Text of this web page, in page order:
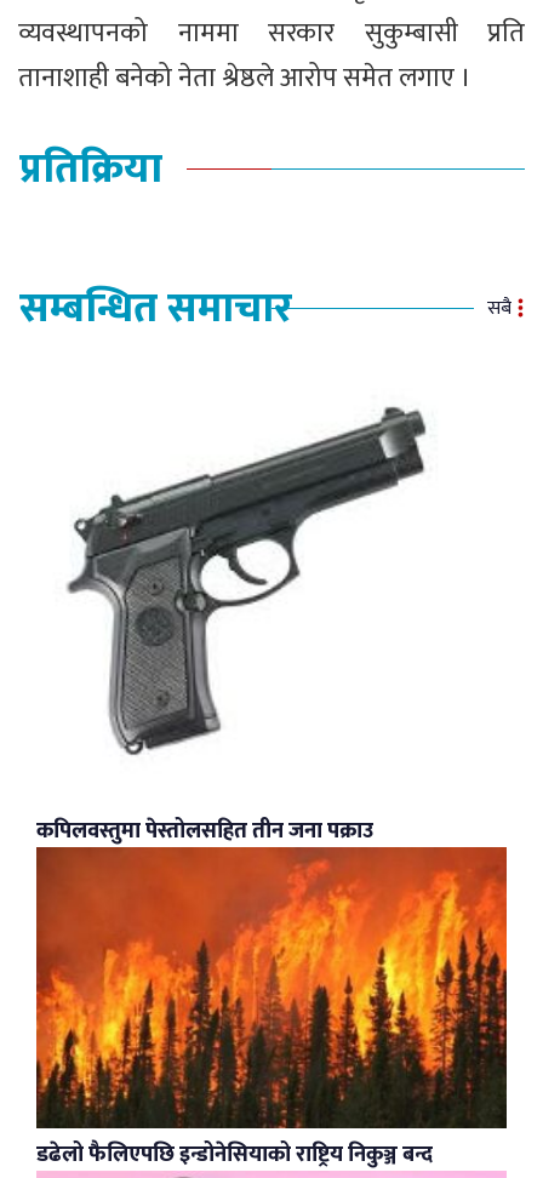
व्यवस्थापनको नाममा सरकार सुकुम्बासी प्रति
तानाशाही बनेको नेता श्रेष्ठले आरोप समेत लगाए ।
प्रतिक्रिया
सम्बन्धित समाचार सबै
कपिलवस्तुमा पेस्तोलसहित तीन जना पक्राउ
डढेलो फैलिएपछि इन्डोनेसियाको राष्ट्रिय निकुञ्ज बन्द